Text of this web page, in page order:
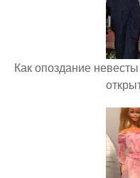
Как опоздание